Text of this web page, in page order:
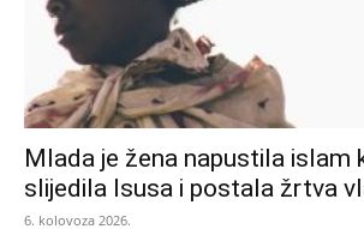
Mlada je žena napustila islam
slijedila Isusa i postala žrtva
6. kolovoza 2026.